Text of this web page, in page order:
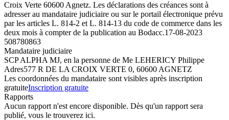
Croix Verte 60600 Agnetz. Les déclarations des créances sont à
adresser au mandataire judiciaire ou sur le portail électronique prévu
par les articles L. 814-2 et L. 814-13 du code de commerce dans les
deux mois à compter de la publication au Bodacc.17-08-2023
508780863
Mandataire judiciaire
SCP ALPHA MJ, en la personne de Me LEHERICY Philippe
Adres577 R DE LA CROIX VERTE 0, 60600 AGNETZ
Les coordonnées du mandataire sont visibles après inscription
gratuiteInscription gratuite
Rapports
Aucun rapport n'est encore disponible. Dès qu'un rapport sera
publié, vous le trouverez ici.